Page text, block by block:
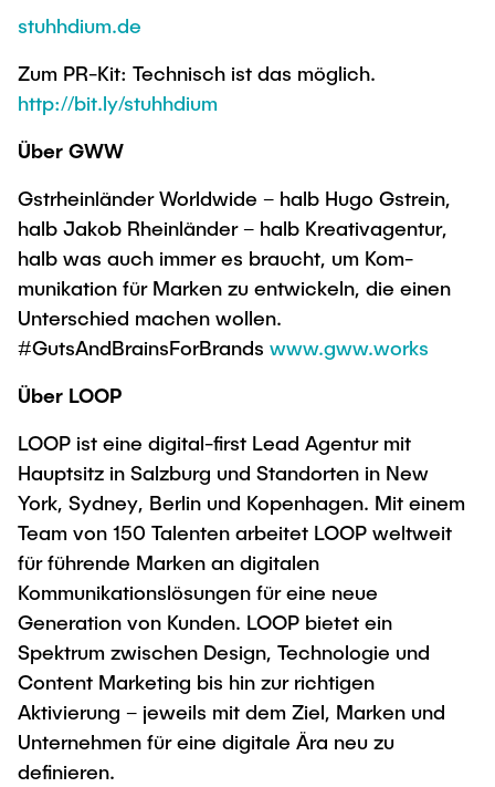
stuhhdium.de
Zum PR-Kit: Technisch ist das möglich.
http://bit.ly/stuhhdium
Über GWW
Gstrheinländer Worldwide – halb Hugo Gstrein,
halb Jakob Rheinländer – halb Kreativagentur,
halb was auch immer es braucht, um Kom-
munikation für Marken zu entwickeln, die einen
Unterschied machen wollen.
#GutsAndBrainsForBrands www.gww.works
Über LOOP
LOOP ist eine digital-first Lead Agentur mit
Hauptsitz in Salzburg und Standorten in New
York, Sydney, Berlin und Kopenhagen. Mit einem
Team von 150 Talenten arbeitet LOOP weltweit
für führende Marken an digitalen
Kommunikationslösungen für eine neue
Generation von Kunden. LOOP bietet ein
Spektrum zwischen Design, Technologie und
Content Marketing bis hin zur richtigen
Aktivierung – jeweils mit dem Ziel, Marken und
Unternehmen für eine digitale Ära neu zu
definieren.